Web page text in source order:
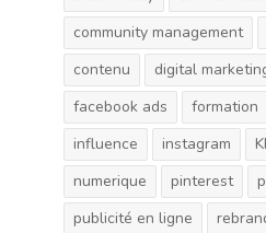
community management
contenu
digital
facebook ads
formation
influence
instagram
numerique
pinterest
publicité en ligne